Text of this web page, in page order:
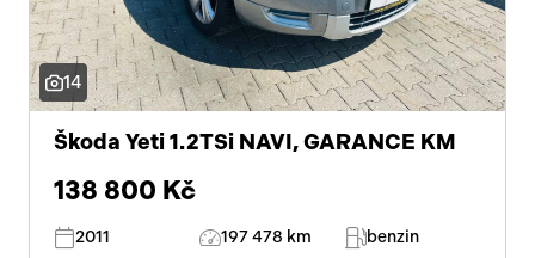
14
Škoda Yeti 1.2TSi NAVI, GARANCE KM
138 800 Kč
2011 197 478 km
benzin